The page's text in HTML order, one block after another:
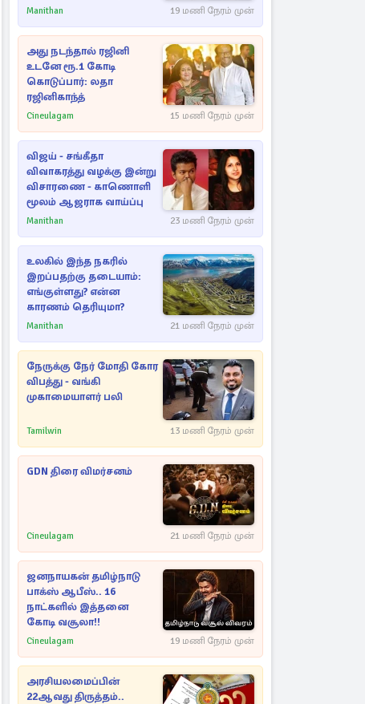
விளக்கம்
Manithan 19 மணி நேரம் முன்
அது நடந்தால் ரஜினி
உடனே ரூ.1 கோடி
கொடுப்பார்: லதா
ரஜினிகாந்த்
Cineulagam 15 மணி நேரம் முன்
விஜய் - சங்கீதா
விவாகரத்து வழக்கு இன்று
விசாரணை - காணொளி
மூலம் ஆஜராக வாய்ப்பு
Manithan 23 மணி நேரம் முன்
உலகில் இந்த நகரில்
இறப்பதற்கு தடையாம்:
எங்குள்ளது? என்ன
காரணம் தெரியுமா?
Manithan 21 மணி நேரம் முன்
நேருக்கு நேர் மோதி கோர
விபத்து - வங்கி
முகாமையாளர் பலி
Tamilwin 13 மணி நேரம் முன்
GDN திரை விமர்சனம்
Cineulagam 21 மணி நேரம் முன்
ஜனநாயகன் தமிழ்நாடு
பாக்ஸ் ஆபீஸ்.. 16
நாட்களில் இத்தனை
கோடி வசூலா!!
Cineulagam 19 மணி நேரம் முன்
அரசியலமைப்பின்
22ஆவது திருத்தம்..